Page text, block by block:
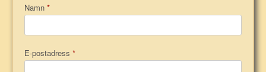
Namn *
E-postadress *